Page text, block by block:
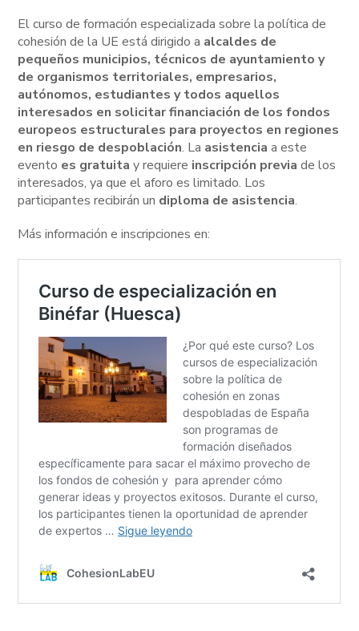
El curso de formación especializada sobre la política de
cohesión de la UE está dirigido a alcaldes de
pequeños municipios, técnicos de ayuntamiento y
de organismos territoriales, empresarios,
autónomos, estudiantes y todos aquellos
interesados en solicitar financiación de los fondos
europeos estructurales para proyectos en regiones
en riesgo de despoblación. La asistencia a este
evento es gratuita y requiere inscripción previa de los
interesados, ya que el aforo es limitado. Los
participantes recibirán un diploma de asistencia.
Más información e inscripciones en: